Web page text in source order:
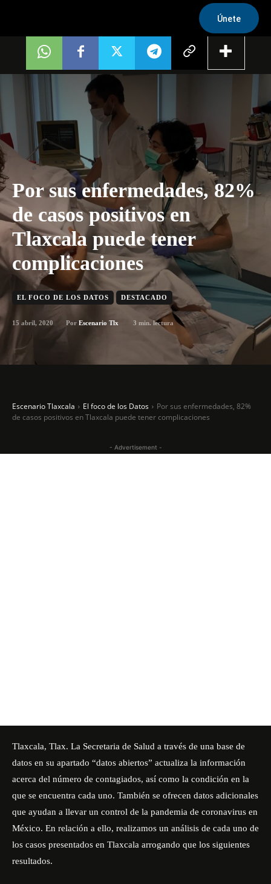
Únete
Por sus enfermedades, 82%
de casos positivos en
Tlaxcala puede tener
complicaciones
EL FOCO DE LOS DATOS DESTACADO
15 abril, 2020 Por Escenario Tlx 3 min. lectura
Escenario Tlaxcala El foco de los Datos
Por sus enfermedades, 82%
de casos positivos en Tlaxcala puede tener complicaciones
- Advertisement -
Tlaxcala, Tlax. La Secretaria de Salud a través de una base de
datos en su apartado “datos abiertos” actualiza la información
acerca del número de contagiados, así como la condición en la
que se encuentra cada uno. También se ofrecen datos adicionales
que ayudan a llevar un control de la pandemia de coronavirus en
México. En relación a ello, realizamos un análisis de cada uno de
los casos presentados en Tlaxcala arrogando que los siguientes
resultados.